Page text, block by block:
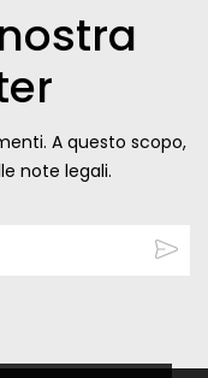
A questo scopo,
note legali.